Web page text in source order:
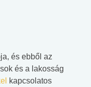
és ebből az
és a lakosság
kapcsolatos